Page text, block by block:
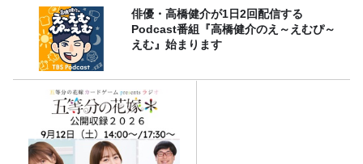
俳優・高橋健介が1日2回配信する
Podcast番組『高橋健介のえ～えむぴ～
えむ』始まります